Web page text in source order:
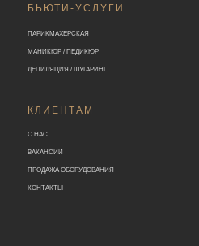
ПАРИКМАХЕРСКАЯ
МАНИКЮР / ПЕДИКЮР
ДЕПИЛЯЦИЯ / ШУГАРИНГ
БЬЮТИ-УСЛУГИ
КЛИЕНТАМ
О НАС
ВАКАНСИИ
ПРОДАЖА ОБОРУДОВАНИЯ
КОНТАКТЫ